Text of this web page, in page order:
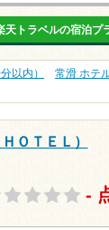
天トラベルの宿泊プ
以内） 常滑 ホテ
ＯＴＥＬ）
-